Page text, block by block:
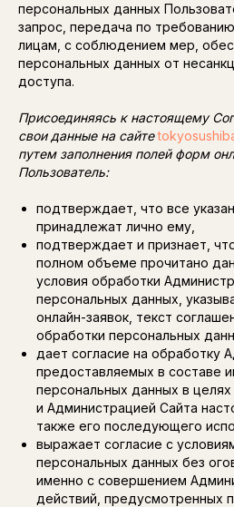
персональных данных
запрос, передача по
лицам, с соблюдением мер,
персональных данных от
доступа.
Присоединяясь к настоящему
свои данные на cайте
путем заполнения полей форм
Пользователь:
подтверждает, что все
принадлежат лично ему,
подтверждает и признает,
полном объеме прочитано
условия обработки
персональных данных,
онлайн-заявок, текст
обработки персональных
дает согласие на обработку
предоставляемых в составе
персональных данных в
и Администрацией Сайта
также его последующего
выражает согласие с
персональных данных без
именно с совершением
действий, предусмотренных п.